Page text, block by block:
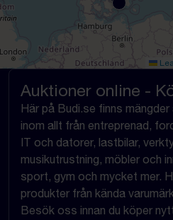
Auktioner online -
Här på Budi.se finns
inom allt från entreprenad,
IT och datorer, lastbilar,
musikutrustning, möbler och
sport, gym och mycket mer.
produkter från kända
Besök oss innan du köper